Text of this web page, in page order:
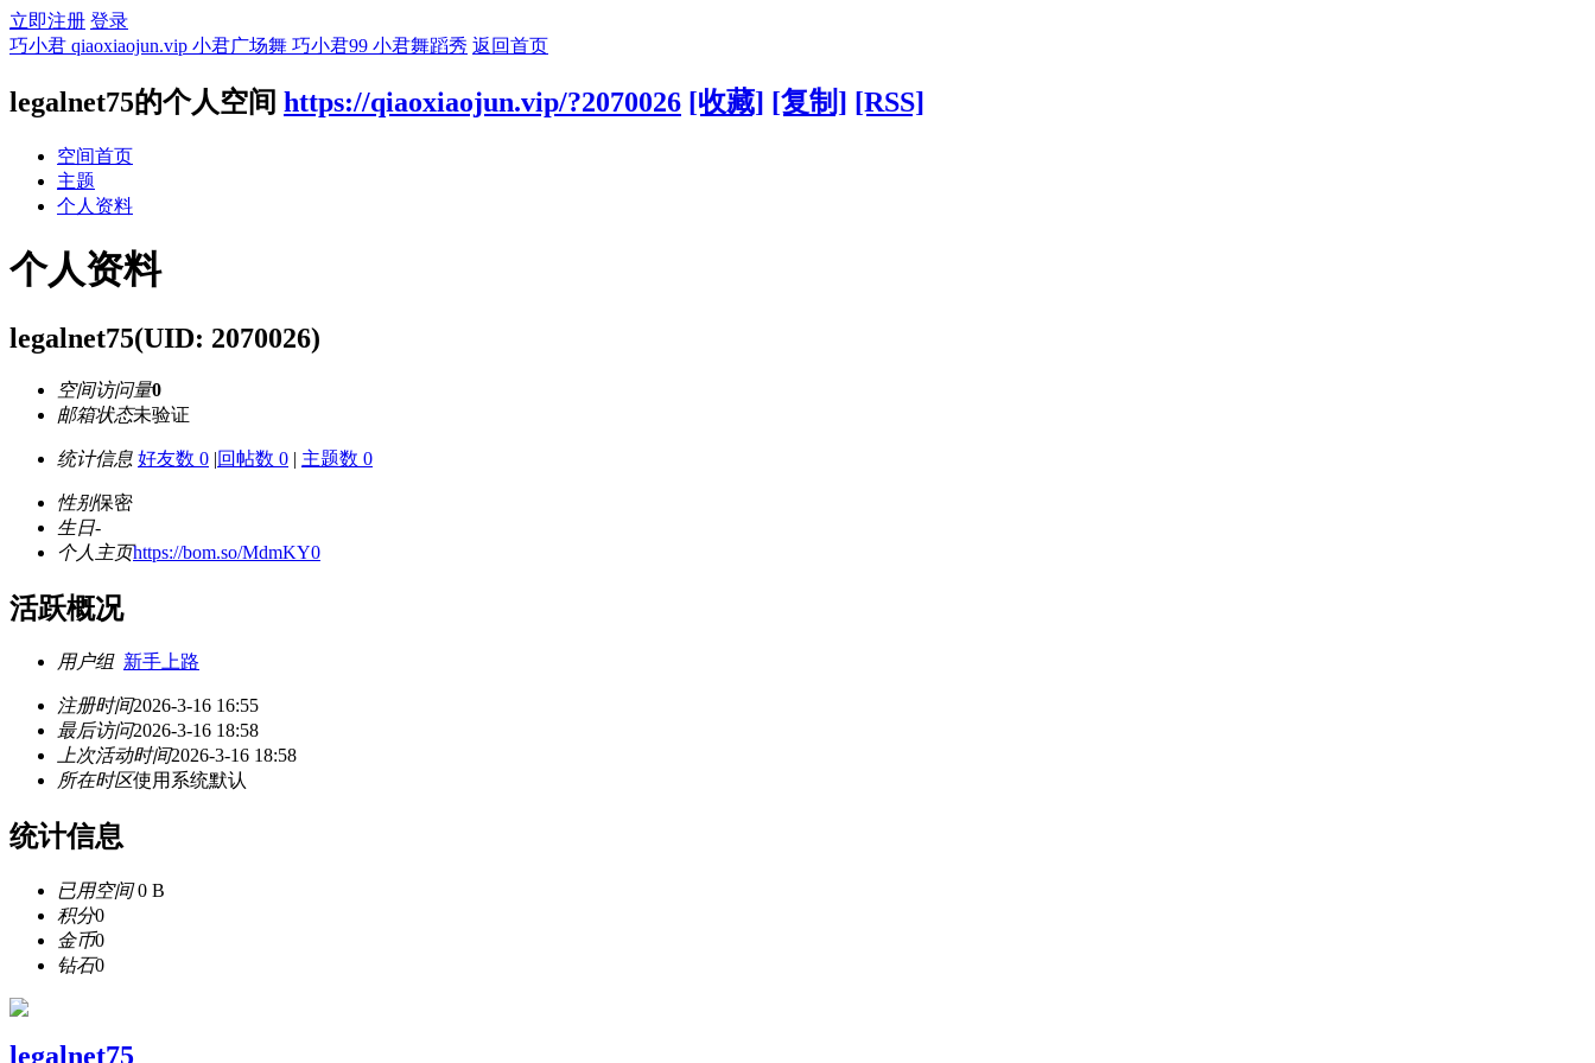
立即注册 登录
巧小君 qiaoxiaojun.vip 小君广场舞 巧小君99 小君舞蹈秀 返回首页
legalnet75的个人空间 https://qiaoxiaojun.vip/?2070026 [收藏] [复制] [RSS]
空间首页
主题
个人资料
个人资料
legalnet75(UID: 2070026)
空间访问量0
邮箱状态未验证
统计信息 好友数 0 |回帖数 0 | 主题数 0
性别保密
生日-
个人主页https://bom.so/MdmKY0
活跃概况
用户组 新手上路
注册时间2026-3-16 16:55
最后访问2026-3-16 18:58
上次活动时间2026-3-16 18:58
所在时区使用系统默认
统计信息
已用空间0 B
积分0
金币0
钻石0
legalnet75